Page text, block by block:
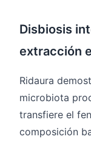
Disbiosis
extracción
Ridaura
microbiota
transfiere el
composición